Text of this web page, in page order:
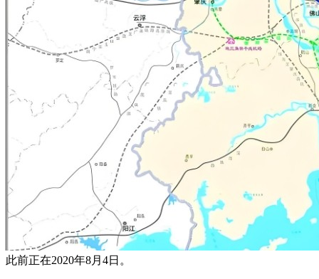
此前正在2020年8月4日。